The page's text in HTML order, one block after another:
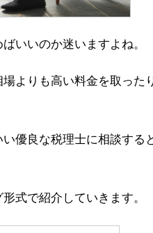
いいのか迷いますよね。
よりも高い料金を取った
優良な税理士に相談する
式で紹介していきます。